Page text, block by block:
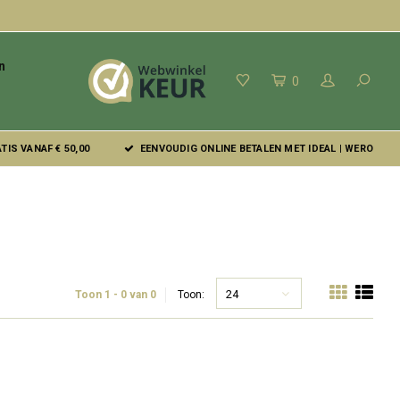
0
VANAF € 50,00 EENVOUDIG ONLINE BETALEN MET IDEAL | WERO
Toon 1 - 0 van 0 Toon: 24